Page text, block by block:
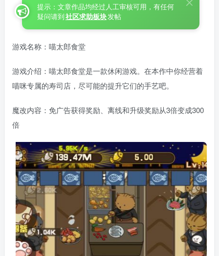
提示：文章作品均经过人工审核可用，有任何
疑问请到社区求助板块发帖
游戏名称：喵太郎食堂
游戏介绍：喵太郎食堂是一款休闲游戏。在本作中你经营着
喵咪专属的寿司店，尽可能的提升它们的手艺吧。
魔改内容：免广告获得奖励、离线和升级奖励从3倍变成300
倍